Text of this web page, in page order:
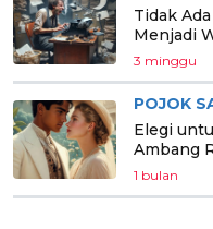
Tidak
Menjadi
3 minggu
POJOK
Elegi
Ambang
1 bulan